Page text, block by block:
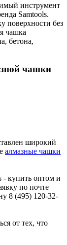
инструмент
Samtools.
поверхности без
чашка
бетона,
чашки
широкий
алмазные чашки
- купить оптом и
по почте
8 (495) 120-32-
от тех, что